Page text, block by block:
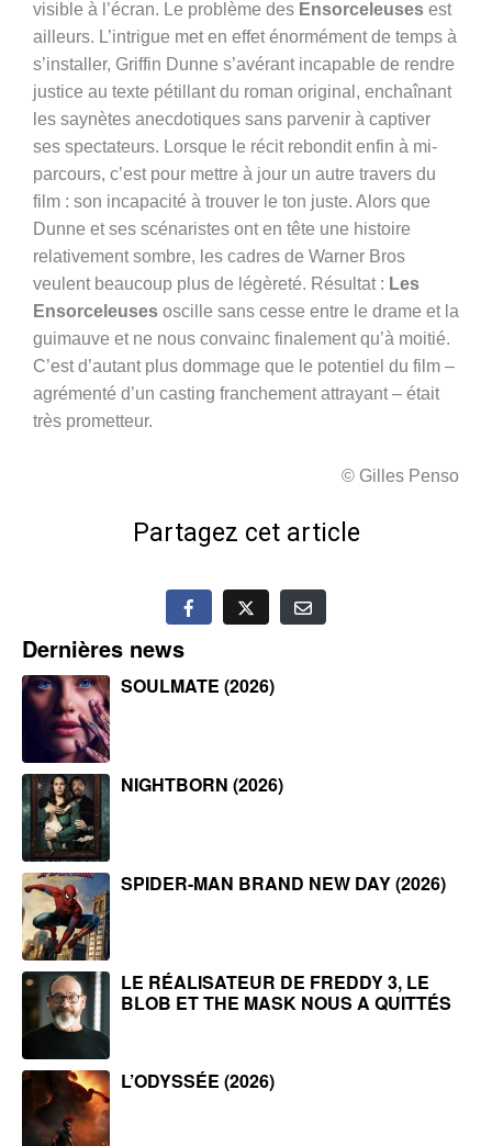
visible à l’écran. Le problème des Ensorceleuses est
ailleurs. L’intrigue met en effet énormément de temps à
s’installer, Griffin Dunne s’avérant incapable de rendre
justice au texte pétillant du roman original, enchaînant
les saynètes anecdotiques sans parvenir à captiver
ses spectateurs. Lorsque le récit rebondit enfin à mi-
parcours, c’est pour mettre à jour un autre travers du
film : son incapacité à trouver le ton juste. Alors que
Dunne et ses scénaristes ont en tête une histoire
relativement sombre, les cadres de Warner Bros
veulent beaucoup plus de légèreté. Résultat : Les
Ensorceleuses oscille sans cesse entre le drame et la
guimauve et ne nous convainc finalement qu’à moitié.
C’est d’autant plus dommage que le potentiel du film –
agrémenté d’un casting franchement attrayant – était
très prometteur.
© Gilles Penso
Partagez cet article
Dernières news
SOULMATE (2026)
NIGHTBORN (2026)
SPIDER-MAN BRAND NEW DAY (2026)
LE RÉALISATEUR DE FREDDY 3, LE
BLOB ET THE MASK NOUS A QUITTÉS
L’ODYSSÉE (2026)